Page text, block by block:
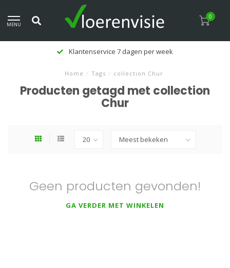
MENU
0
Klantenservice 7 dagen per week
Home / Tags / collection Chur
Producten getagd met collection
Chur
Geen producten gevonden!
GA VERDER MET WINKELEN